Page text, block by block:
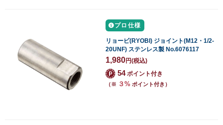
プロ仕様
リョービ(RYOBI) ジョイント(M12・1/2-
20UNF) ステンレス製 No.6076117
1,980円(税込)
54ポイント付き
（※ ３% ポイント付き）